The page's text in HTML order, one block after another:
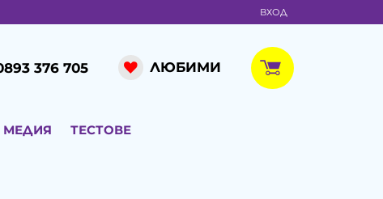
ВХОД
376 705 ЛЮБИМИ
МЕДИЯ ТЕСТОВЕ